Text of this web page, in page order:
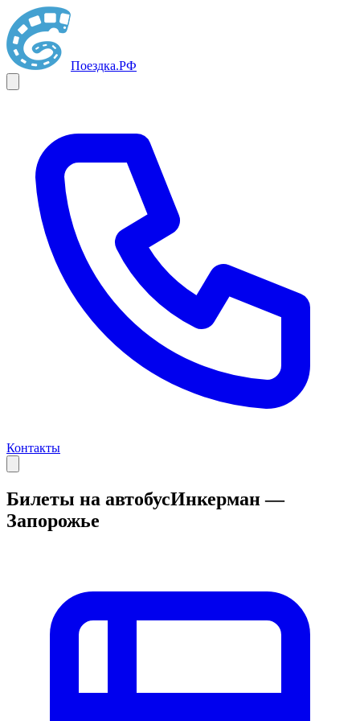
Поездка.РФ
Контакты
Билеты на автобусИнкерман —
Запорожье